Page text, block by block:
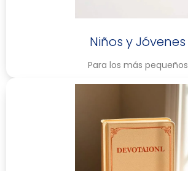
Niños y Jóvenes
Para los más pequeños